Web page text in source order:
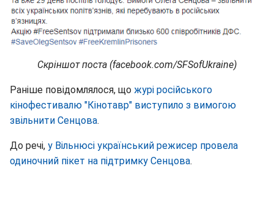
Скріншот поста (facebook.com/SFSofUkraine)
Раніше повідомлялося, що журі російського
кінофестивалю "Кінотавр" виступило з вимогою
звільнити Сенцова.
До речі, у Вільнюсі український режисер провела
одиночний пікет на підтримку Сенцова.